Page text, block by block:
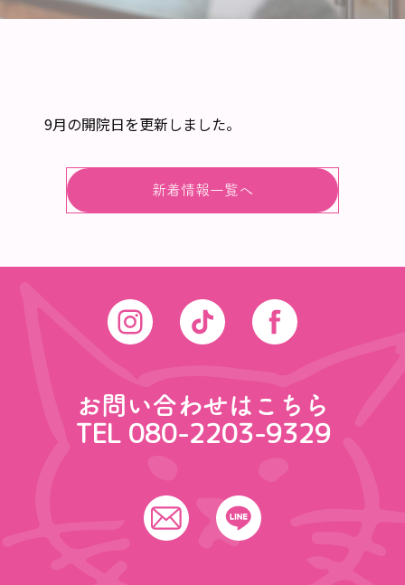
9月の開院日を更新しました。
新着情報一覧へ
お問い合わせはこちら
TEL 080-2203-9329